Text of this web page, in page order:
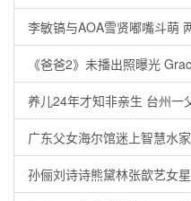
李敏镐与AOA雪贤嘟嘴斗萌
《爸爸2》未播出照曝光
养儿24年才知非亲生 台州一
广东父女海尔馆迷上智慧水
孙俪刘诗诗熊黛林张歆艺女